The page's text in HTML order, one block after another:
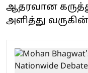
ஆதரவான
அளித்து